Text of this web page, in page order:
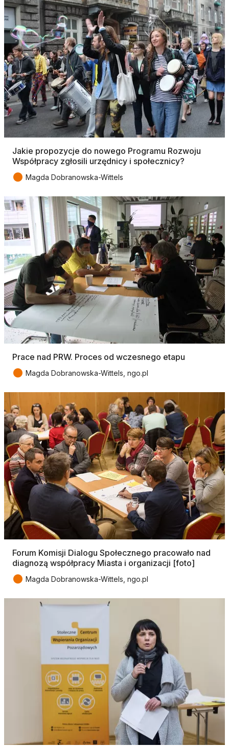
Jakie propozycje do nowego Programu Rozwoju
Współpracy zgłosili urzędnicy i społecznicy?
● Magda Dobranowska-Wittels
Prace nad PRW. Proces od wczesnego etapu
● Magda Dobranowska-Wittels, ngo.pl
Forum Komisji Dialogu Społecznego pracowało nad
diagnozą współpracy Miasta i organizacji [foto]
● Magda Dobranowska-Wittels, ngo.pl